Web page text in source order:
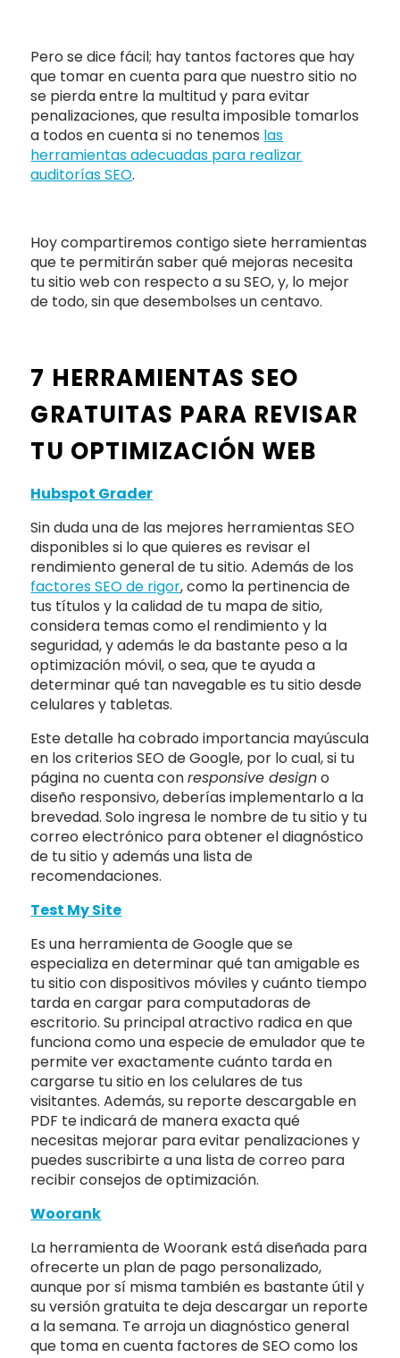
Pero se dice fácil; hay tantos factores que hay
que tomar en cuenta para que nuestro sitio no
se pierda entre la multitud y para evitar
penalizaciones, que resulta imposible tomarlos
a todos en cuenta si no tenemos las
herramientas adecuadas para realizar
auditorías SEO.
Hoy compartiremos contigo siete herramientas
que te permitirán saber qué mejoras necesita
tu sitio web con respecto a su SEO, y, lo mejor
de todo, sin que desembolses un centavo.
7 HERRAMIENTAS SEO
GRATUITAS PARA REVISAR
TU OPTIMIZACIÓN WEB
Hubspot Grader
Sin duda una de las mejores herramientas SEO
disponibles si lo que quieres es revisar el
rendimiento general de tu sitio. Además de los
factores SEO de rigor, como la pertinencia de
tus títulos y la calidad de tu mapa de sitio,
considera temas como el rendimiento y la
seguridad, y además le da bastante peso a la
optimización móvil, o sea, que te ayuda a
determinar qué tan navegable es tu sitio desde
celulares y tabletas.
Este detalle ha cobrado importancia mayúscula
en los criterios SEO de Google, por lo cual, si tu
página no cuenta conresponsive designo
diseño responsivo, deberías implementarlo a la
brevedad. Solo ingresa le nombre de tu sitio y tu
correo electrónico para obtener el diagnóstico
de tu sitio y además una lista de
recomendaciones.
Test My Site
Es una herramienta de Google que se
especializa en determinar qué tan amigable es
tu sitio con dispositivos móviles y cuánto tiempo
tarda en cargar para computadoras de
escritorio. Su principal atractivo radica en que
funciona como una especie de emulador que te
permite ver exactamente cuánto tarda en
cargarse tu sitio en los celulares de tus
visitantes. Además, su reporte descargable en
PDF te indicará de manera exacta qué
necesitas mejorar para evitar penalizaciones y
puedes suscribirte a una lista de correo para
recibir consejos de optimización.
Woorank
La herramienta de Woorank está diseñada para
ofrecerte un plan de pago personalizado,
aunque por sí misma también es bastante útil y
su versión gratuita te deja descargar un reporte
a la semana. Te arroja un diagnóstico general
que toma en cuenta factores de SEO como los